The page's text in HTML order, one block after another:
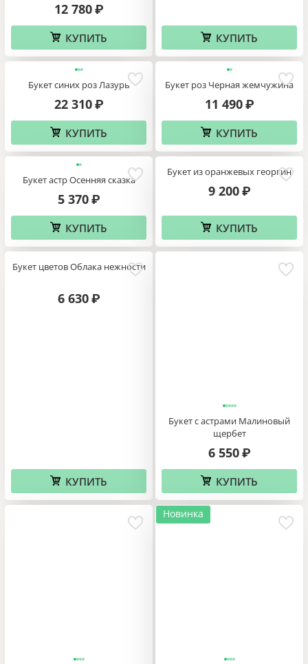
12 780 ₽
КУПИТЬ КУПИТЬ
Букет синих роз Лазурь
22 310 ₽
КУПИТЬ
Букет роз Черная жемчужина
11 490 ₽
КУПИТЬ
Букет астр Осенняя сказка
5 370 ₽
КУПИТЬ
Букет из оранжевых георгин
9 200 ₽
КУПИТЬ
Букет цветов Облака нежности
6 630 ₽
КУПИТЬ
Букет с астрами Малиновый
щербет
6 550 ₽
КУПИТЬ
Новинка